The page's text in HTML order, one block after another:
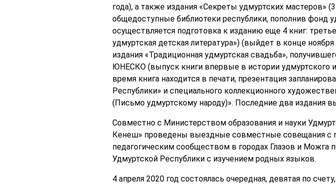
года), а также издания «Секреты удмуртских мастеров»
общедоступные библиотеки республики, пополнив фонд
осуществляется подготовка к изданию еще 4 книг:
удмуртская детская литература») (выйдет в конце
издания «Традиционная удмуртская свадьба»,
ЮНЕСКО (выпуск книги впервые в истории удмуртского
время книга находится в печати, презентация
Республики» и специального коллекционного
(Письмо удмуртскому народу)». Последние два издания
Совместно с Министерством образования и науки
Кенеш» проведены выездные совместные совещания с
педагогическим сообществом в городах Глазов и Можга
Удмуртской Республики с изучением родных языков.
4 апреля 2020 год состоялась очередная, девятая по